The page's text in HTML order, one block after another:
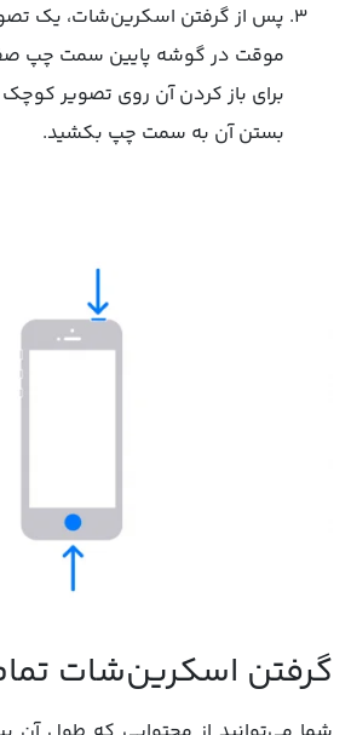
پس از گرفتن اسکرین‌شات، یک
موقت در گوشه پایین سمت چپ
برای باز کردن آن روی تصویر کوچک
بستن آن به سمت چپ بکشید.
گرفتن اسکرین‌شات